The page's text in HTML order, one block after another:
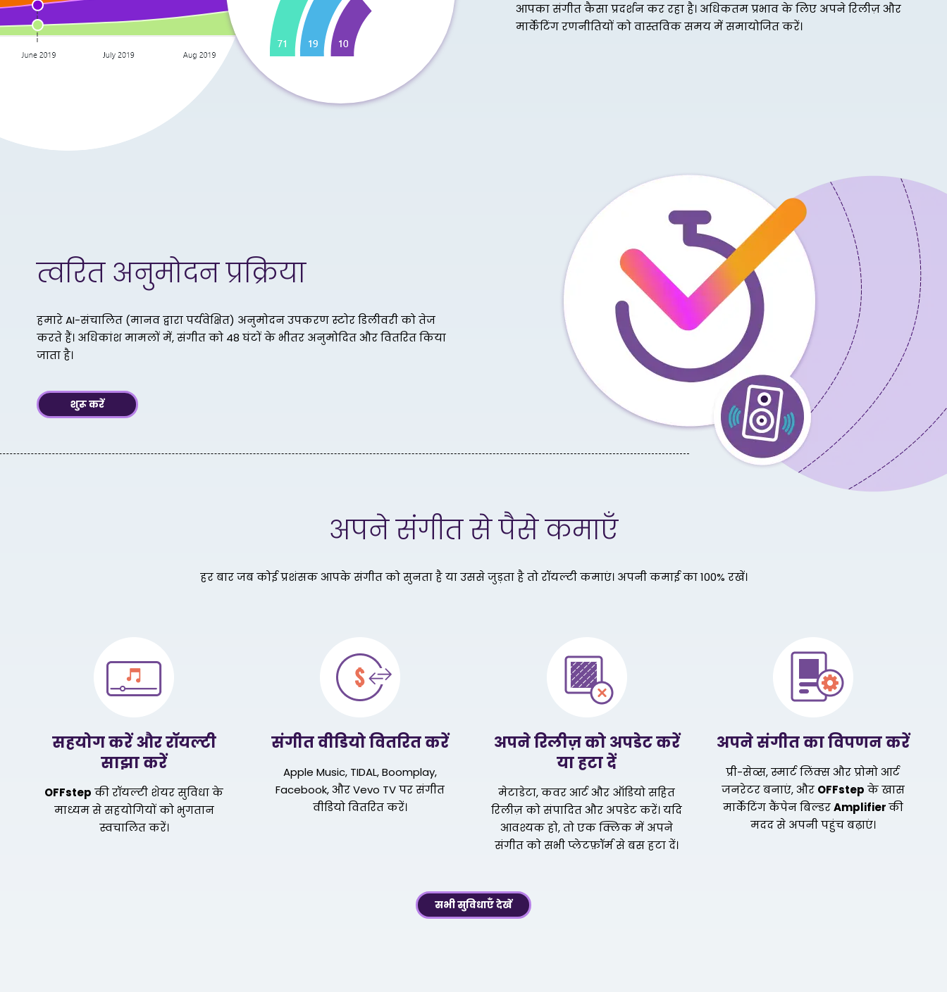
आपका संगीत कैसा प्रदर्शन कर रहा है। अधिकतम प्रभाव के लिए अपने रिलीज़ और
मार्केटिंग रणनीतियों को वास्तविक समय में समायोजित करें।
त्वरित अनुमोदन प्रक्रिया
हमारे AI-संचालित (मानव द्वारा पर्यवेक्षित) अनुमोदन उपकरण स्टोर डिलीवरी को तेज
करते हैं। अधिकांश मामलों में, संगीत को 48 घंटों के भीतर अनुमोदित और वितरित किया
जाता है।
शुरू करें
अपने संगीत से पैसे कमाएँ
हर बार जब कोई प्रशंसक आपके संगीत को सुनता है या उससे जुड़ता है तो रॉयल्टी कमाएं। अपनी कमाई का 100% रखें।
सहयोग करें और रॉयल्टी
साझा करें
OFFstep की रॉयल्टी शेयर सुविधा के
माध्यम से सहयोगियों को भुगतान
स्वचालित करें।
संगीत वीडियो वितरित करें
Apple Music, TIDAL, Boomplay,
Facebook, और Vevo TV पर संगीत
वीडियो वितरित करें।
अपने रिलीज़ को अपडेट करें
या हटा दें
मेटाडेटा, कवर आर्ट और ऑडियो सहित
रिलीज़ को संपादित और अपडेट करें। यदि
आवश्यक हो, तो एक क्लिक में अपने
संगीत को सभी प्लेटफ़ॉर्म से बस हटा दें।
अपने संगीत का विपणन करें
प्री-सेव्स, स्मार्ट लिंक्स और प्रोमो आर्ट
जनरेटर बनाएं, और OFFstep के खास
मार्केटिंग कैंपेन बिल्डरAmplifierकी
मदद से अपनी पहुंच बढ़ाएं।
सभी सुविधाएँ देखें